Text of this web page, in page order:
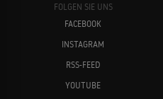
FOLGEN SIE UNS
FACEBOOK
INSTAGRAM
RSS-FEED
YOUTUBE